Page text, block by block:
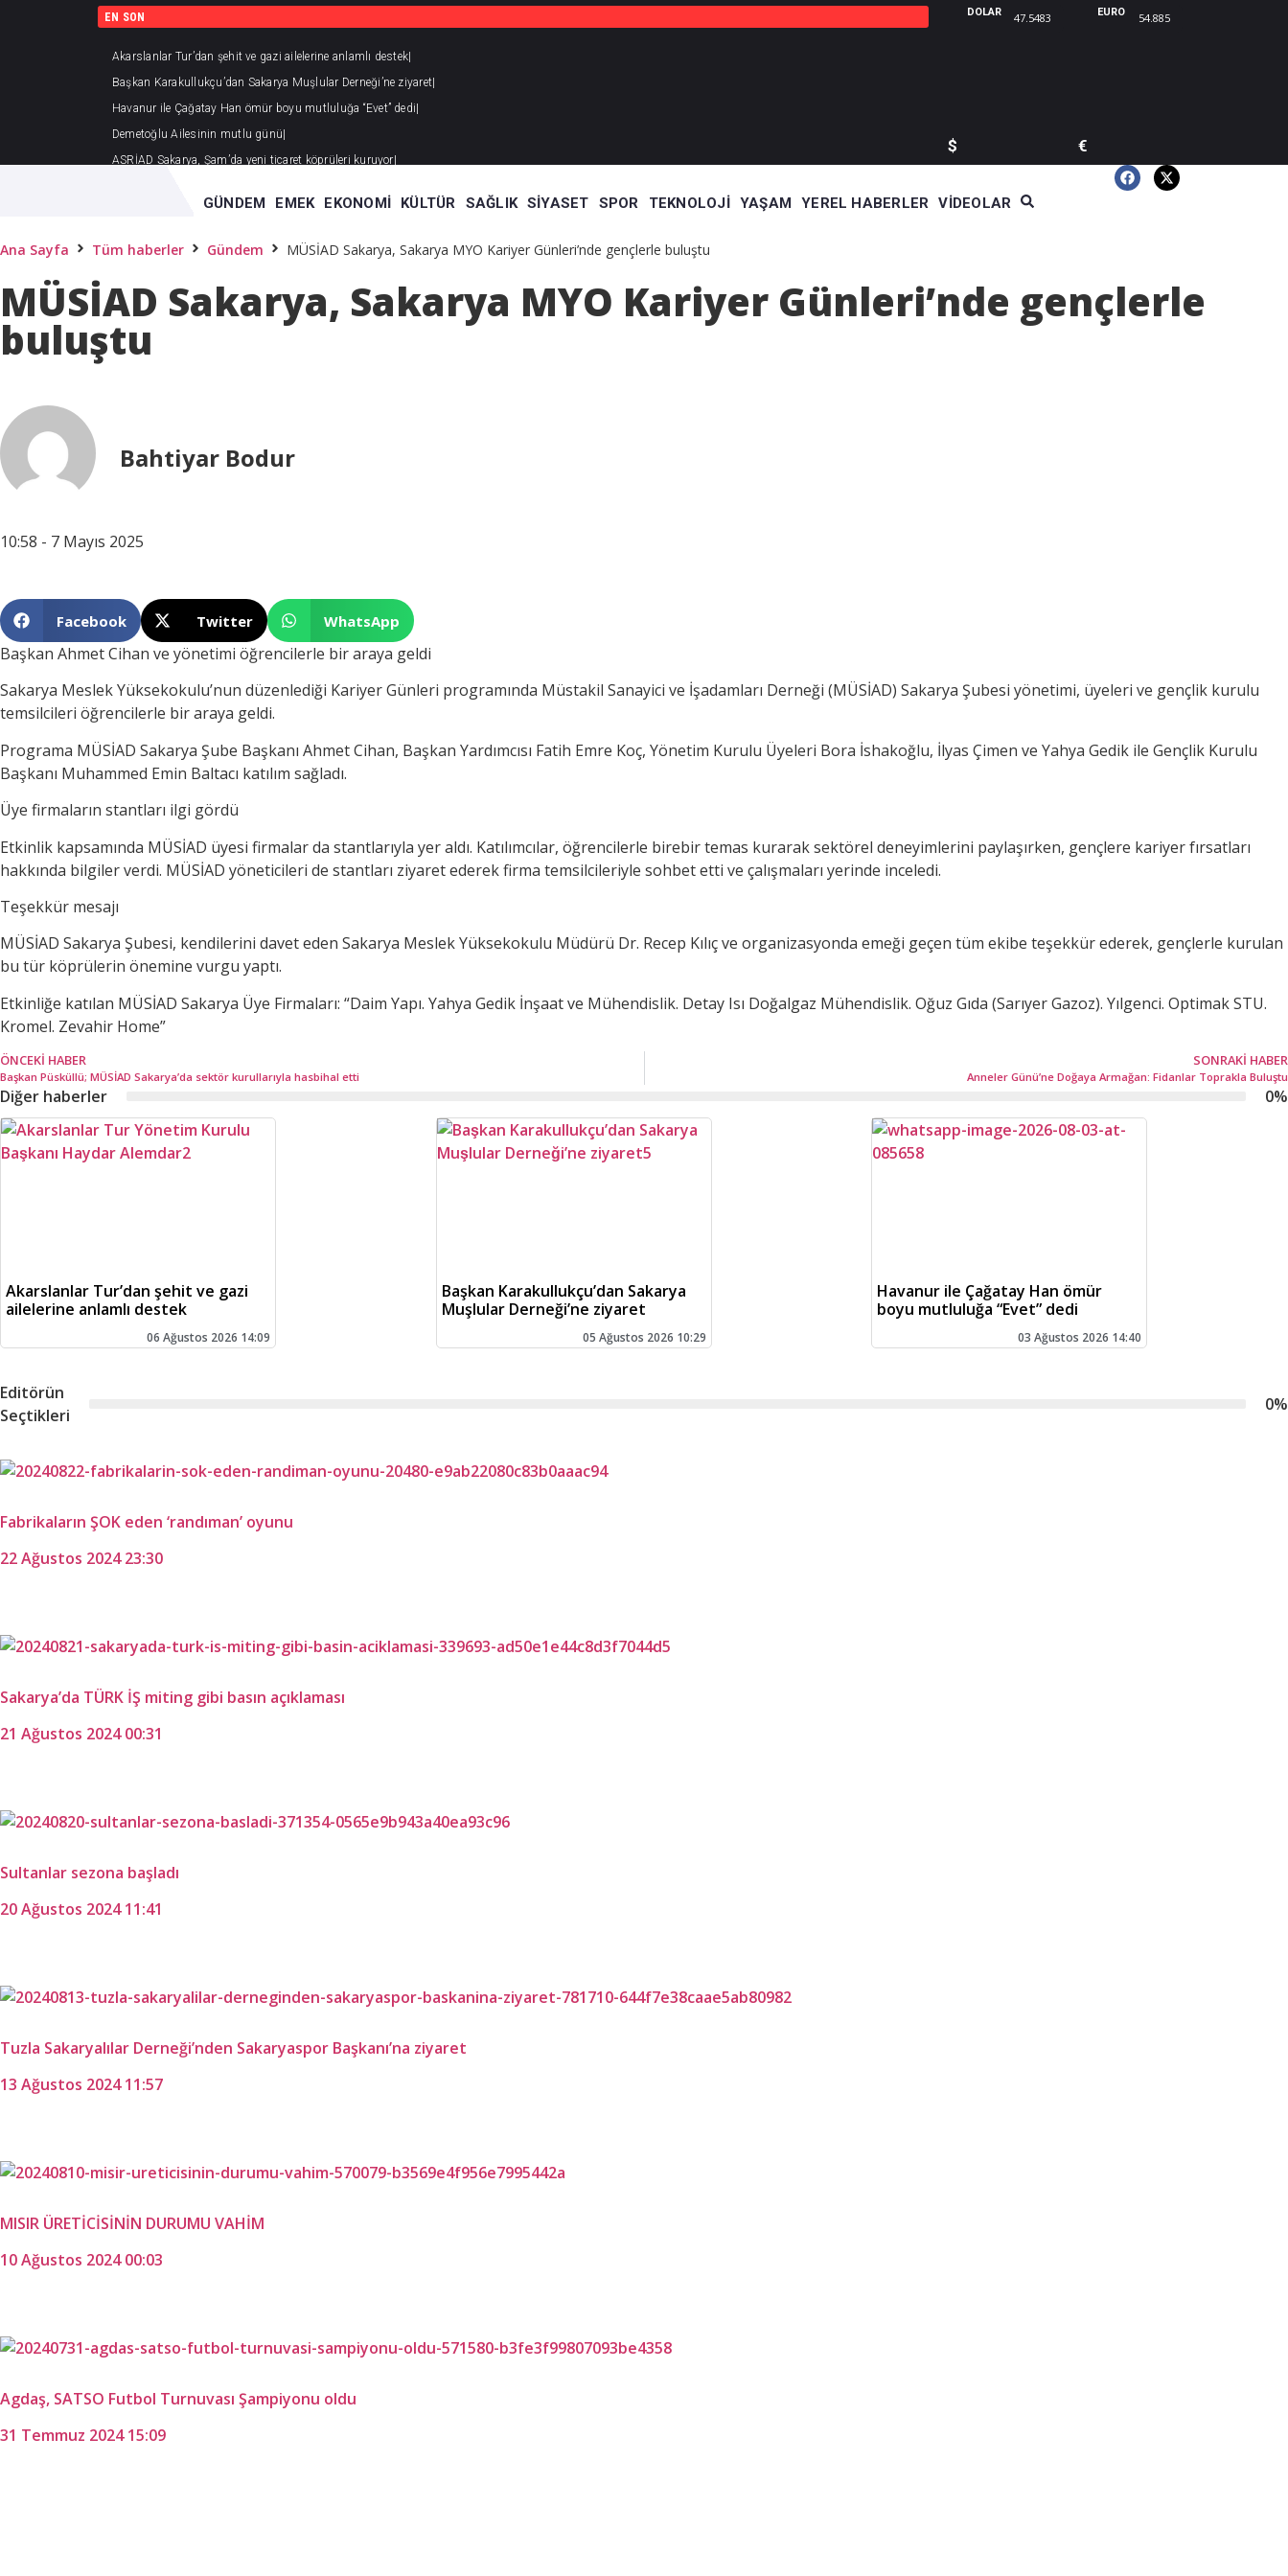
EN SON
Akarslanlar Tur’dan şehit ve gazi ailelerine anlamlı destek
Başkan Karakullukçu’dan Sakarya Muşlular Derneği’ne ziyaret
Havanur ile Çağatay Han ömür boyu mutluluğa “Evet” dedi
Demetoğlu Ailesinin mutlu günü
ASRİAD Sakarya, Şam’da yeni ticaret köprüleri kuruyor
$
DOLAR 47.5483
€
EURO 54.885
GÜNDEM EMEK EKONOMI KÜLTÜR SAĞLIK SIYASET SPOR TEKNOLOJI YAŞAM YEREL HABERLER VIDEOLAR
Ana Sayfa Tüm haberler Gündem MÜSİAD Sakarya, Sakarya MYO Kariyer Günleri’nde gençlerle buluştu
MÜSİAD Sakarya, Sakarya MYO Kariyer Günleri’nde gençlerle
buluştu
Bahtiyar Bodur
10:58 - 7 Mayıs 2025
Facebook Twitter WhatsApp
Başkan Ahmet Cihan ve yönetimi öğrencilerle bir araya geldi
Sakarya Meslek Yüksekokulu’nun düzenlediği Kariyer Günleri programında Müstakil Sanayici ve İşadamları Derneği (MÜSİAD) Sakarya Şubesi yönetimi, üyeleri ve gençlik kurulu
temsilcileri öğrencilerle bir araya geldi.
Programa MÜSİAD Sakarya Şube Başkanı Ahmet Cihan, Başkan Yardımcısı Fatih Emre Koç, Yönetim Kurulu Üyeleri Bora İshakoğlu, İlyas Çimen ve Yahya Gedik ile Gençlik Kurulu
Başkanı Muhammed Emin Baltacı katılım sağladı.
Üye firmaların stantları ilgi gördü
Etkinlik kapsamında MÜSİAD üyesi firmalar da stantlarıyla yer aldı. Katılımcılar, öğrencilerle birebir temas kurarak sektörel deneyimlerini paylaşırken, gençlere kariyer fırsatları
hakkında bilgiler verdi. MÜSİAD yöneticileri de stantları ziyaret ederek firma temsilcileriyle sohbet etti ve çalışmaları yerinde inceledi.
Teşekkür mesajı
MÜSİAD Sakarya Şubesi, kendilerini davet eden Sakarya Meslek Yüksekokulu Müdürü Dr. Recep Kılıç ve organizasyonda emeği geçen tüm ekibe teşekkür ederek, gençlerle kurulan
bu tür köprülerin önemine vurgu yaptı.
Etkinliğe katılan MÜSİAD Sakarya Üye Firmaları: “Daim Yapı. Yahya Gedik İnşaat ve Mühendislik. Detay Isı Doğalgaz Mühendislik. Oğuz Gıda (Sarıyer Gazoz). Yılgenci. Optimak STU.
Kromel. Zevahir Home”
ÖNCEKI HABER
Başkan Püsküllü; MÜSİAD Sakarya’da sektör kurullarıyla hasbihal etti
SONRAKI HABER
Anneler Günü’ne Doğaya Armağan: Fidanlar Toprakla Buluştu
Diğer haberler 0%
Akarslanlar Tur’dan şehit ve gazi
ailelerine anlamlı destek
06 Ağustos 2026 14:09
Başkan Karakullukçu’dan Sakarya
Muşlular Derneği’ne ziyaret
05 Ağustos 2026 10:29
Havanur ile Çağatay Han ömür
boyu mutluluğa “Evet” dedi
03 Ağustos 2026 14:40
Editörün
Seçtikleri
0%
Fabrikaların ŞOK eden ‘randıman’ oyunu
22 Ağustos 2024 23:30
Sakarya’da TÜRK İŞ miting gibi basın açıklaması
21 Ağustos 2024 00:31
Sultanlar sezona başladı
20 Ağustos 2024 11:41
Tuzla Sakaryalılar Derneği’nden Sakaryaspor Başkanı’na ziyaret
13 Ağustos 2024 11:57
MISIR ÜRETİCİSİNİN DURUMU VAHİM
10 Ağustos 2024 00:03
Agdaş, SATSO Futbol Turnuvası Şampiyonu oldu
31 Temmuz 2024 15:09